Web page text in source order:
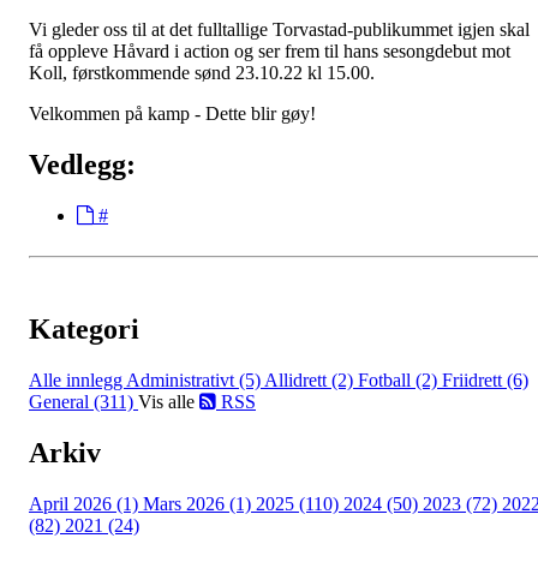
Vi gleder oss til at det fulltallige Torvastad-publikummet igjen skal
få oppleve Håvard i action og ser frem til hans sesongdebut mot
Koll, førstkommende sønd 23.10.22 kl 15.00.
Velkommen på kamp - Dette blir gøy!
Vedlegg:
#
Kategori
Alle innlegg Administrativt (5) Allidrett (2) Fotball (2) Friidrett (6)
General (311) Vis alle RSS
Arkiv
April 2026 (1) Mars 2026 (1) 2025 (110) 2024 (50) 2023 (72)
(82) 2021 (24)